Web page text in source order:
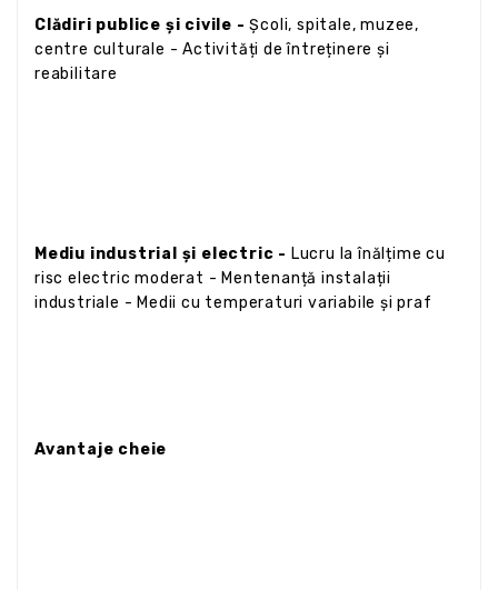
Clădiri publice și civile - Școli, spitale, muzee,
centre culturale - Activități de întreținere și
reabilitare
Mediu industrial și electric - Lucru la înălțime cu
risc electric moderat - Mentenanță instalații
industriale - Medii cu temperaturi variabile și praf
Avantaje cheie